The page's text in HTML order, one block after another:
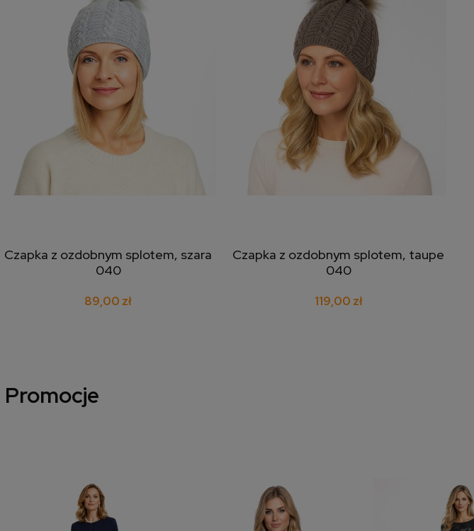
dodaj do koszyka
Czapka z ozdobnym splotem, szara
040
89,00 zł
dodaj do koszyka
Czapka z ozdobnym splotem, taupe
040
119,00 zł
Promocje